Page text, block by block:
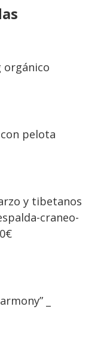
pelota
y tibetanos
craneo-
_